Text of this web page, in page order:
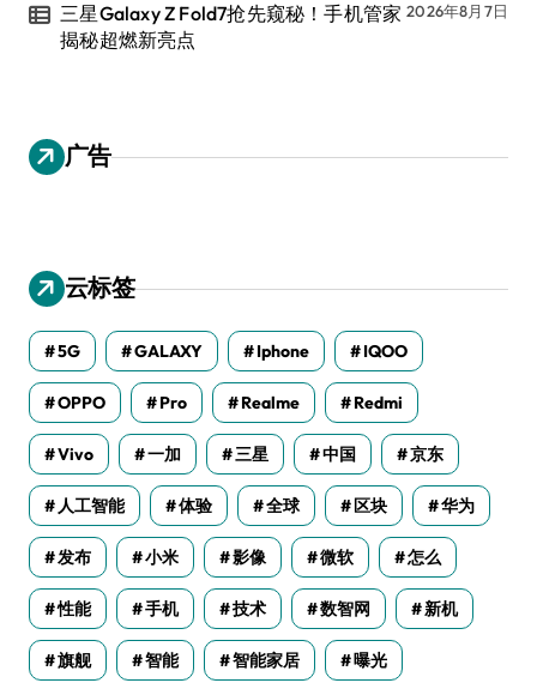
三星Galaxy Z Fold7抢先窥秘！手机管家
揭秘超燃新亮点
2026年8月7日
广告
云标签
5G GALAXY Iphone IQOO
OPPO Pro Realme Redmi
Vivo 一加 三星 中国 京东
人工智能 体验 全球 区块 华为
发布 小米 影像 微软 怎么
性能 手机 技术 数智网 新机
旗舰 智能 智能家居 曝光